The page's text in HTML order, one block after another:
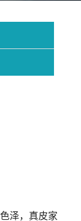
泽，真皮家